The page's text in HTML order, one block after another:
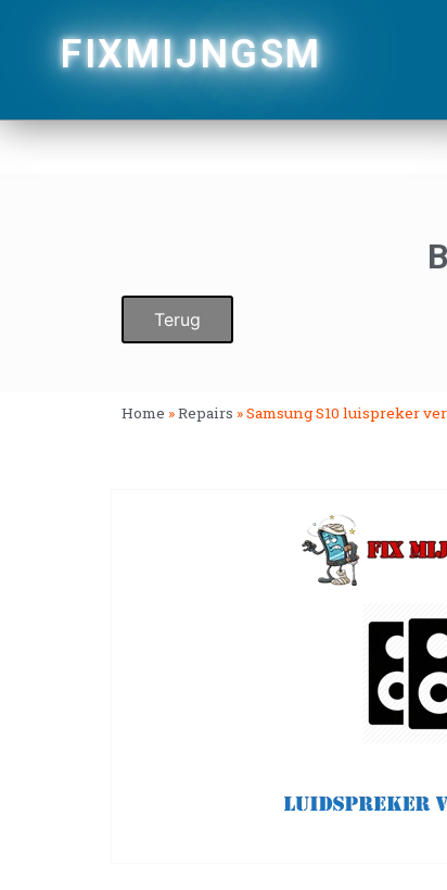
FIXMIJNGSM
Terug
Home »Repairs »Samsung S10 luispreker